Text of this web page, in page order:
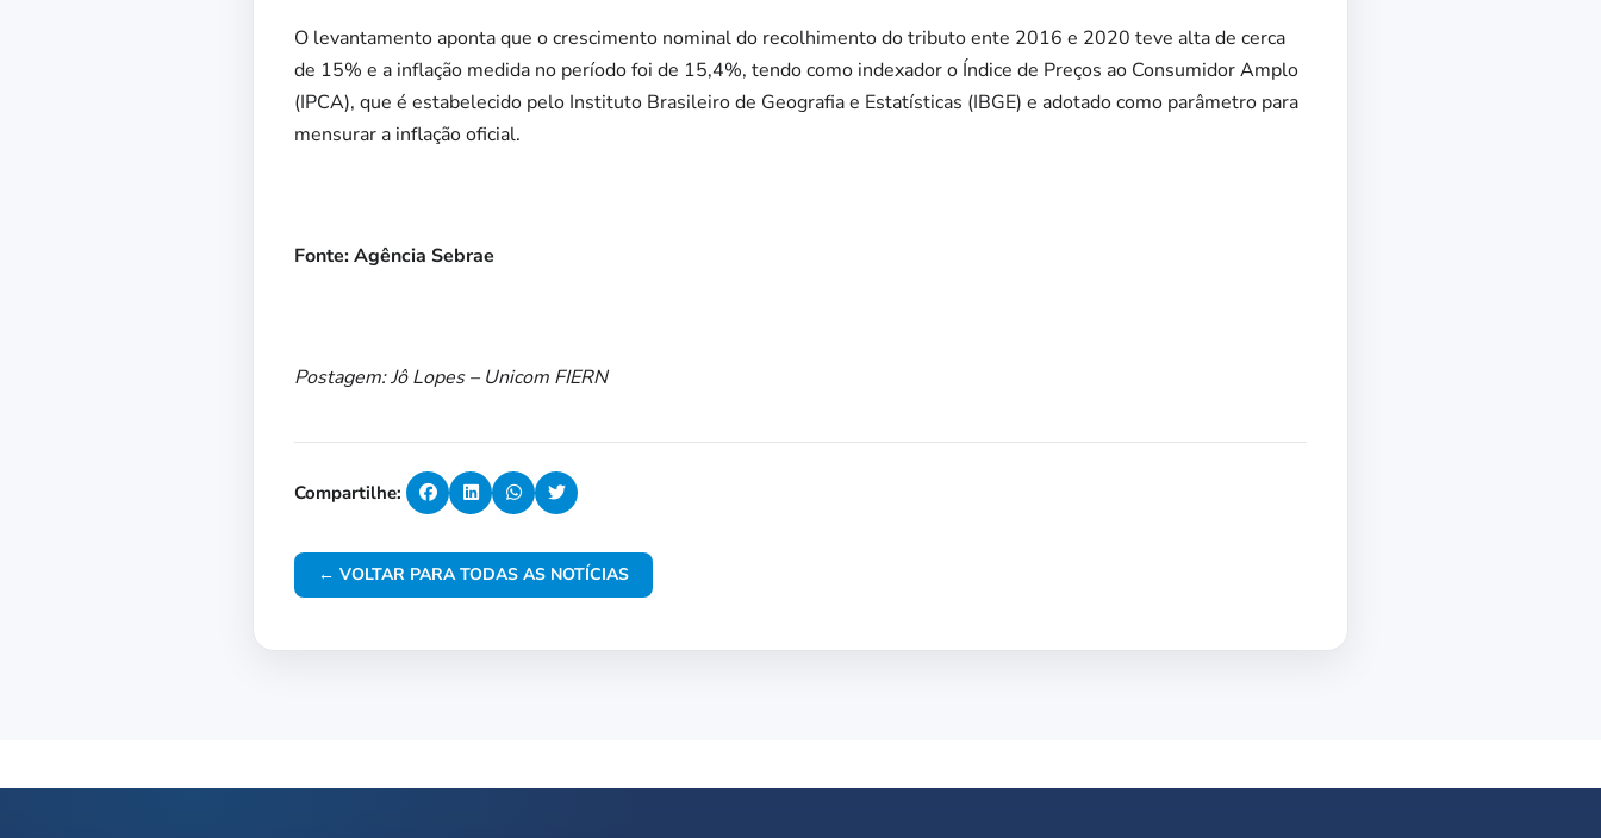
O levantamento aponta que o crescimento nominal do recolhimento do tributo ente 2016 e 2020 teve alta de cerca
de 15% e a inflação medida no período foi de 15,4%, tendo como indexador o Índice de Preços ao Consumidor Amplo
(IPCA), que é estabelecido pelo Instituto Brasileiro de Geografia e Estatísticas (IBGE) e adotado como parâmetro para
mensurar a inflação oficial.
Fonte: Agência Sebrae
Postagem: Jô Lopes – Unicom FIERN
Compartilhe:
← VOLTAR PARA TODAS AS NOTÍCIAS